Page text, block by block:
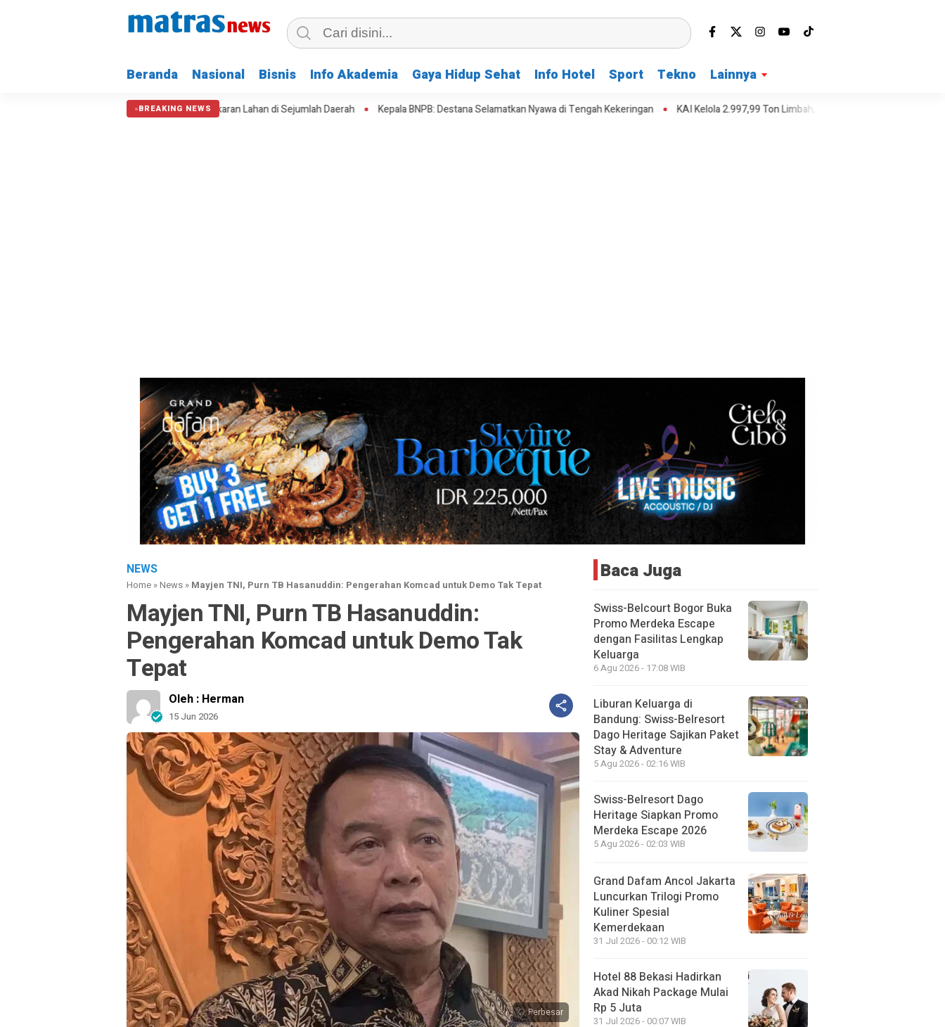
Beranda Nasional Bisnis Info Akademia Gaya Hidup Sehat Info Hotel Sport Tekno Lainnya
BREAKING NEWS
Perparah Krisis Air dan Kebakaran Lahan di Sejumlah Daerah Kepala BNPB: Destana Selamatkan Nyawa di Tengah Kekeringan KAI Kelola 2.997,99 Ton Limbah, Perkuat Ekonomi Sirkular
NEWS
Home »News » Mayjen TNI, Purn TB Hasanuddin: Pengerahan Komcad untuk Demo Tak Tepat
Mayjen TNI, Purn TB Hasanuddin:
Pengerahan Komcad untuk Demo Tak
Tepat
Oleh : Herman
15 Jun 2026
Perbesar
Baca Juga
Swiss-Belcourt Bogor Buka
Promo Merdeka Escape
dengan Fasilitas Lengkap
Keluarga
6 Agu 2026 - 17:08 WIB
Liburan Keluarga di
Bandung: Swiss-Belresort
Dago Heritage Sajikan Paket
Stay & Adventure
5 Agu 2026 - 02:16 WIB
Swiss-Belresort Dago
Heritage Siapkan Promo
Merdeka Escape 2026
5 Agu 2026 - 02:03 WIB
Grand Dafam Ancol Jakarta
Luncurkan Trilogi Promo
Kuliner Spesial
Kemerdekaan
31 Jul 2026 - 00:12 WIB
Hotel 88 Bekasi Hadirkan
Akad Nikah Package Mulai
Rp 5 Juta
31 Jul 2026 - 00:07 WIB